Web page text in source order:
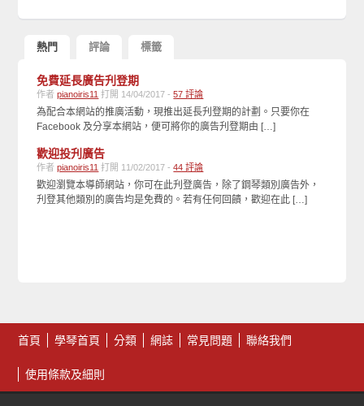
熱門 評論 標籤
免費延長廣告刋登期
作者pianoiris11 打開 14/04/2017 -57 評論
為配合本網站的推廣活動，現推出延長刋登期的計劃。只要你在
Facebook 及分享本網站，便可將你的廣告刋登期由 […]
歡迎投刋廣告
作者pianoiris11 打開 11/02/2017 -44 評論
歡迎瀏覽本導師網站，你可在此刋登廣告，除了鋼琴類別廣告外，
刋登其他類別的廣告均是免費的。若有任何回饋，歡迎在此 […]
首頁 學琴首頁 分類 網誌 常見問題 聯絡我們
使用條款及細則